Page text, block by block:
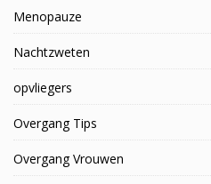
Menopauze
Nachtzweten
opvliegers
Overgang Tips
Overgang Vrouwen